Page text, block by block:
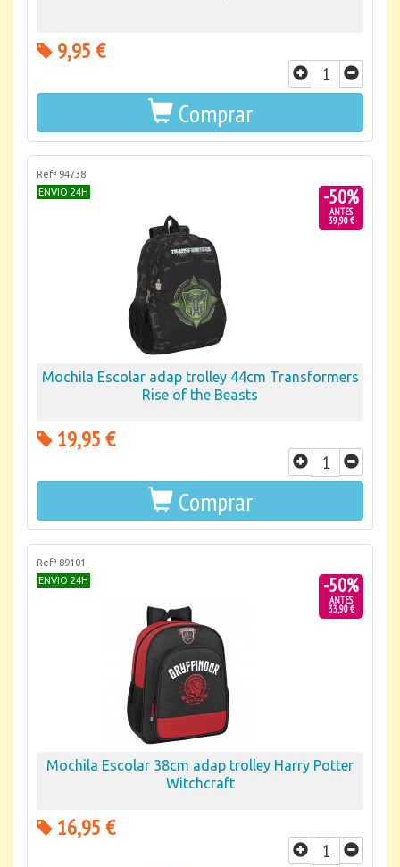
9,95 €
Comprar
Refª 94738
ENVIO 24H
-50%
ANTES
39,90 €
Mochila Escolar adap trolley 44cm Transformers
Rise of the Beasts
19,95 €
Comprar
Refª 89101
ENVIO 24H
-50%
ANTES
33,90 €
Mochila Escolar 38cm adap trolley Harry Potter
Witchcraft
16,95 €